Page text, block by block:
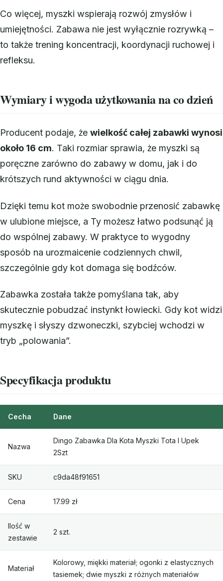
Co więcej, myszki wspierają rozwój zmysłów i
umiejętności. Zabawa nie jest wyłącznie rozrywką –
to także trening koncentracji, koordynacji ruchowej i
refleksu.
Wymiary i wygoda użytkowania na co dzień
Producent podaje, że wielkość całej zabawki wynosi
około 16 cm. Taki rozmiar sprawia, że myszki są
poręczne zarówno do zabawy w domu, jak i do
krótszych rund aktywności w ciągu dnia.
Dzięki temu kot może swobodnie przenosić zabawkę
w ulubione miejsce, a Ty możesz łatwo podsunąć ją
do wspólnej zabawy. W praktyce to wygodny
sposób na urozmaicenie codziennych chwil,
szczególnie gdy kot domaga się bodźców.
Zabawka została także pomyślana tak, aby
skutecznie pobudzać instynkt łowiecki. Gdy kot widzi
myszkę i słyszy dzwoneczki, szybciej wchodzi w
tryb „polowania”.
Specyfikacja produktu
Cecha Dane
Nazwa
Dingo Zabawka Dla Kota Myszki Tota I Upek
2Szt
SKU c9da48f91651
Cena 17.99 zł
Ilość w
zestawie
2 szt.
Materiał
Kolorowy, miękki materiał; ogonki z elastycznych
tasiemek; dwie myszki z różnych materiałów